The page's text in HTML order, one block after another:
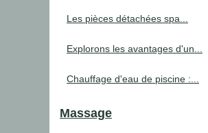
Les pièces détachées spa...
Explorons les avantages d'un...
Chauffage d'eau de piscine :...
Massage